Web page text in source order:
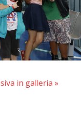
in galleria »